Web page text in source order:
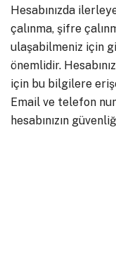
Hesabınızda
çalınma, şifre
ulaşabilmeniz için
önemlidir.
için bu bilgilere
Email ve telefon
hesabınızın